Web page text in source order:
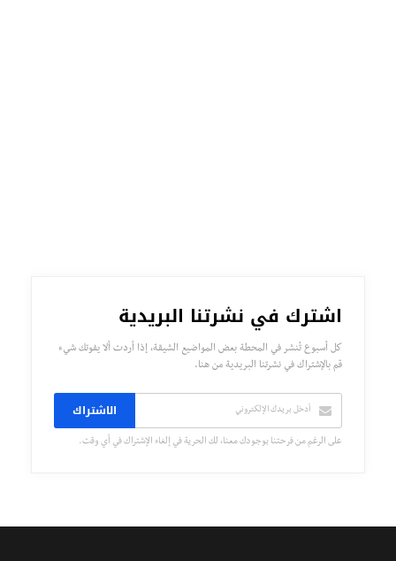
اشترك في نشرتنا البريدية
كل أسبوع تُنشر في المحطة بعض المواضيع الشيقة، إذا أردت ألا يفوتك شيء
قم بالإشتراك في نشرتنا البريدية من هنا.
الاشتراك
على الرغم من فرحتنا بوجودك معنا، لك الحرية في إلغاء الإشتراك في أي وقت.